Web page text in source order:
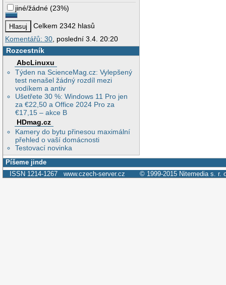
jiné/žádné (23%)
Celkem 2342 hlasů
Komentářů: 30 , poslední 3.4. 20:20
Rozcestník
AbcLinuxu
Týden na ScienceMag.cz: Vylepšený
test nenašel žádný rozdíl mezi
vodíkem a antiv
Ušetřete 30 %: Windows 11 Pro jen
za €22,50 a Office 2024 Pro za
€17,15 – akce B
HDmag.cz
Kamery do bytu přinesou maximální
přehled o vaší domácnosti
Testovací novinka
Píšeme jinde
ISSN 1214-1267 www.czech-server.cz © 1999-2015 Nitemedia s. r.